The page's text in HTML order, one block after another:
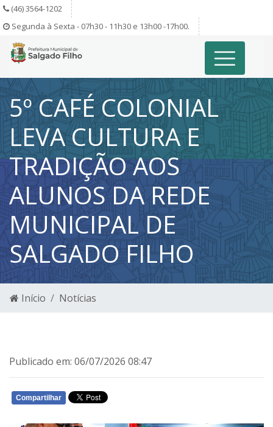
(46) 3564-1202
Segunda à Sexta - 07h30 - 11h30 e 13h00 -17h00.
5º CAFÉ COLONIAL
LEVA CULTURA E
TRADIÇÃO AOS
ALUNOS DA REDE
MUNICIPAL DE
SALGADO FILHO
Início Notícias
Publicado em: 06/07/2026 08:47
Compartilhar